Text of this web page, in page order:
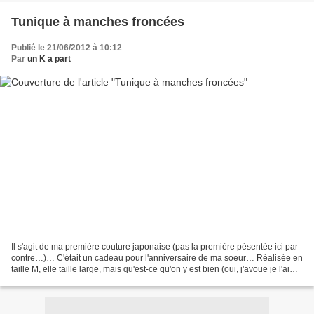
Tunique à manches froncées
Publié le 21/06/2012 à 10:12
Par un K a part
Il s'agit de ma première couture japonaise (pas la première pésentée ici par
contre…)… C'était un cadeau pour l'anniversaire de ma soeur… Réalisée en
taille M, elle taille large, mais qu'est-ce qu'on y est bien (oui, j'avoue je l'ai